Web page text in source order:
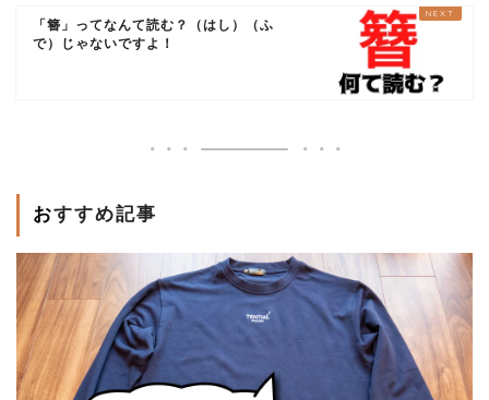
「簪」ってなんて読む？（はし）（ふ
で）じゃないですよ！
おすすめ記事